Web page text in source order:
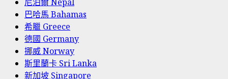
尼泊爾 Nepal
巴哈馬 Bahamas
希臘 Greece
德國 Germany
挪威 Norway
斯里蘭卡 Sri Lanka
新加坡 Singapore